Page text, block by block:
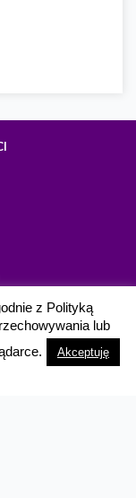
z Polityką
lub
Akceptuję